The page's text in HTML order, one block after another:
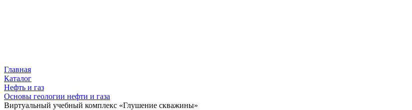
Главная
Каталог
Нефть и газ
Основы геологии нефти и газа
Виртуальный учебный комплекс «Глушение скважины»